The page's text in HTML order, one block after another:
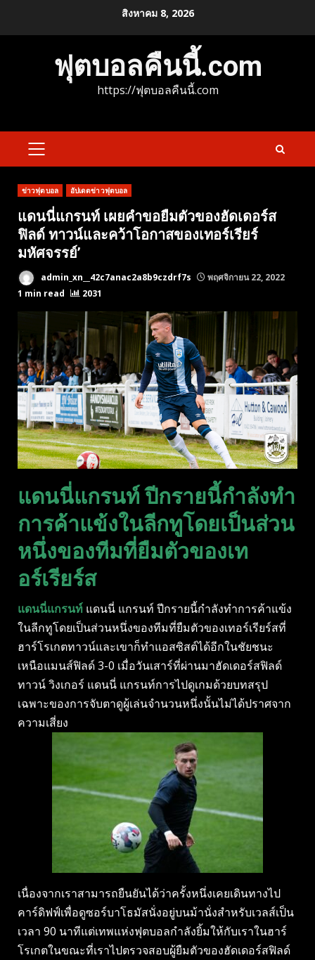
สิงหาคม 8, 2026
ฟุตบอลคืนนี้.com
https://ฟุตบอลคืนนี้.com
PRIMARY
ข่าวฟุตบอล อัปเดตข่าวฟุตบอล
แดนนี่แกรนท์ เผยคําขอยืมตัวของฮัดเดอร์ส
ฟิลด์ ทาวน์และคว้าโอกาสของเทอร์เรียร์
มหัศจรรย์’
admin_xn__42c7anac2a8b9czdrf7s
พฤศจิกายน 22, 2022
1 min read
2031
แดนนี่แกรนท์ ปีกรายนี้กําลังทํา
การค้าแข้งในลีกทูโดยเป็นส่วน
หนึ่งของทีมที่ยืมตัวของเท
อร์เรียร์ส
แดนนี่แกรนท์ แดนนี่ แกรนท์ ปีกรายนี้กําลังทําการค้าแข้ง
ในลีกทูโดยเป็นส่วนหนึ่งของทีมที่ยืมตัวของเทอร์เรียร์สที่
ฮาร์โรเกตทาวน์และเขาก็ทําแอสซิสต์ได้อีกในชัยชนะ
เหนือแมนส์ฟิลด์ 3-0 เมื่อวันเสาร์ที่ผ่านมาฮัดเดอร์สฟิลด์
ทาวน์ วิงเกอร์ แดนนี่ แกรนท์การไปดูเกมด้วยบทสรุป
เฉพาะของการจับตาดูผู้เล่นจํานวนหนึ่งนั้นไม่ได้ปราศจาก
ความเสี่ยง
เนื่องจากเราสามารถยืนยันได้ว่าครั้งหนึ่งเคยเดินทางไป
คาร์ดิฟฟ์เพื่อดูซอร์บาโธมัสนั่งอยู่บนม้านั่งสําหรับเวลส์เป็น
เวลา 90 นาทีแต่เทพแห่งฟุตบอลกําลังยิ้มให้กับเราในฮาร์
โรเกตในขณะที่เราไปตรวจสอบผู้ยืมตัวของฮัดเดอร์สฟิลด์